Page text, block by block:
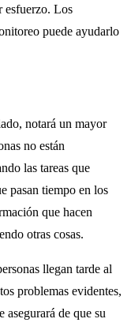
esfuerzo. Los
puede ayudarlo
notará un mayor
no están
las tareas que
pasan tiempo en los
que hacen
otras cosas.
llegan tarde al
problemas evidentes,
asegurará de que su